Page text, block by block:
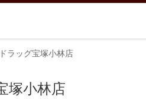
ラッグ宝塚小林店
塚小林店